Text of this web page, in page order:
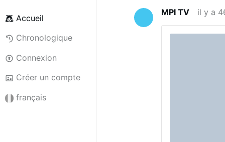
Accueil
Chronologique
Connexion
Créer un compte
français
MPI TV il y a